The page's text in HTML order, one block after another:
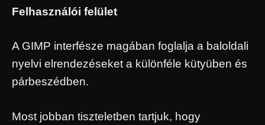
Felhasználói felület
A GIMP interfésze magában foglalja a baloldali
nyelvi elrendezéseket a különféle kütyüben és
párbeszédben.
Most jobban tiszteletben tartjuk, hogy